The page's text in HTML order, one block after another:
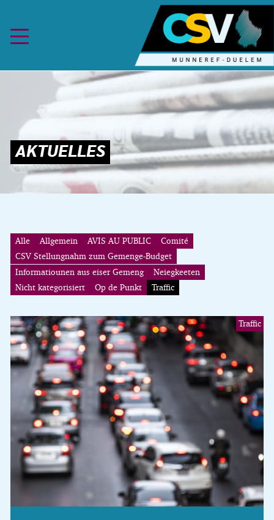
Alle Allgemein AVIS AU PUBLIC
Comité
CSV Stellungnahm zum Gemenge-Budget
Informatiounen aus eiser Gemeng
Neiegkeeten
Nicht kategorisiert
Op de Punkt Traffic
Traffic